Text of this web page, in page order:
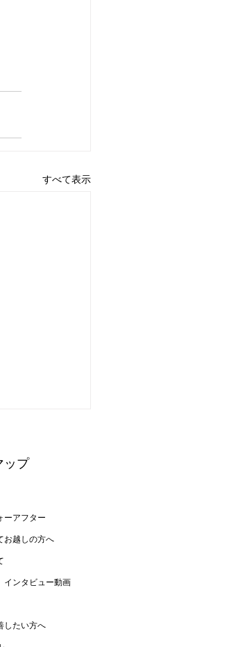
すべて表示
善して姿勢
ップ
ーアフター
お越しの方へ
ンタビュー動画
したい方へ